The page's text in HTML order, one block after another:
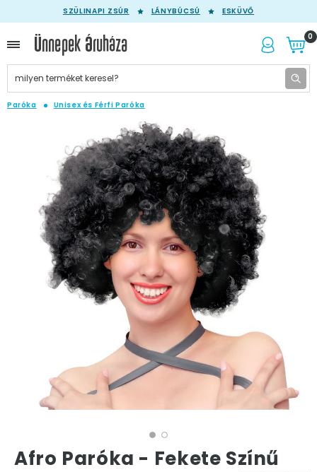
SZÜLINAPI ZSÚR LÁNYBÚCSÚ ESKÜVŐ
0
Paróka Unisex és Férfi Paróka
Afro Paróka - Fekete Színű